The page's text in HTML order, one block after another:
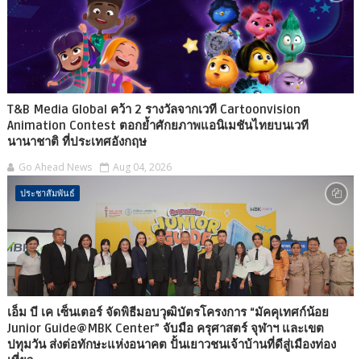
T&B Media Global คว้า 2 รางวัลจากเวที Cartoonvision
Animation Contest ตอกย้ำศักยภาพแอนิเมชันไทยบนเวที
นานาชาติ ที่ประเทศอังกฤษ
Go Ahead News Aug 04, 2026
ประชาสัมพันธ์
เอ็ม บี เค เซ็นเตอร์ จัดพิธีมอบวุฒิบัตรโครงการ “มัคคุเทศก์น้อย
Junior Guide@MBK Center” จับมือ ครุศาสตร์ จุฬาฯ และเขต
ปทุมวัน ส่งต่อทักษะแห่งอนาคต ปั้นเยาวชนเจ้าบ้านที่ดีสู่เมืองท่อง